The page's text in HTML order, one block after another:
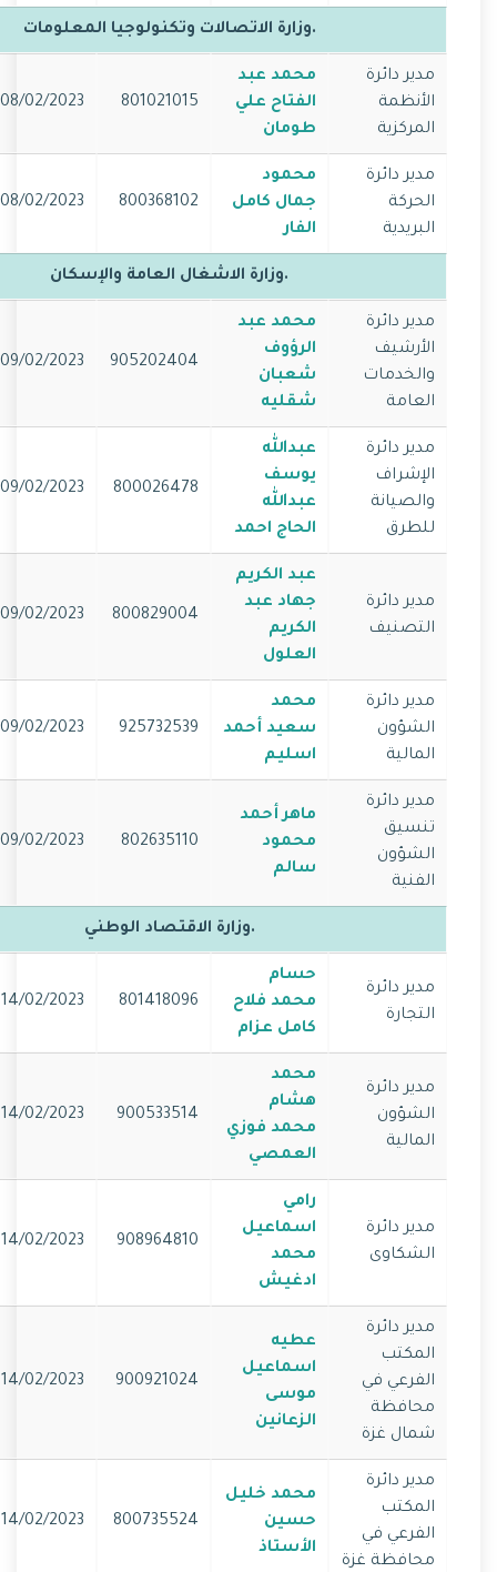
.وزارة الاتصالات وتكنولوجيا المعلومات
مدير دائرة
الأنظمة
المركزية
محمد عبد
الفتاح علي
طومان
801021015
08/02/2023
مدير دائرة
الحركة
البريدية
محمود
جمال كامل
الفار
800368102
08/02/2023
.وزارة الاشغال العامة والإسكان
مدير دائرة
الأرشيف
والخدمات
العامة
محمد عبد
الرؤوف
شعبان
شقليه
905202404
09/02/2023
مدير دائرة
الإشراف
والصيانة
للطرق
عبدالله
يوسف
عبدالله
الحاج احمد
800026478
09/02/2023
مدير دائرة
التصنيف
عبد الكريم
جهاد عبد
الكريم
العلول
800829004
09/02/2023
مدير دائرة
الشؤون
المالية
محمد
سعيد أحمد
اسليم
925732539
09/02/2023
مدير دائرة
تنسيق
الشؤون
الفنية
ماهر أحمد
محمود
سالم
802635110
09/02/2023
.وزارة الاقتصاد الوطني
مدير دائرة
التجارة
حسام
محمد فلاح
كامل عزام
801418096
14/02/2023
مدير دائرة
الشؤون
المالية
محمد
هشام
محمد فوزي
العمصي
900533514
14/02/2023
مدير دائرة
الشكاوى
رامي
اسماعيل
محمد
ادغيش
908964810
14/02/2023
مدير دائرة
المكتب
الفرعي في
محافظة
شمال غزة
عطيه
اسماعيل
موسى
الزعانين
900921024
14/02/2023
مدير دائرة
المكتب
الفرعي في
محافظة غزة
محمد خليل
حسين
الأستاذ
800735524
14/02/2023